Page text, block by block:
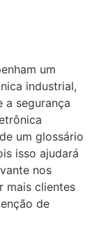
um
industrial,
a segurança
um glossário
isso ajudará
nos
mais clientes
de